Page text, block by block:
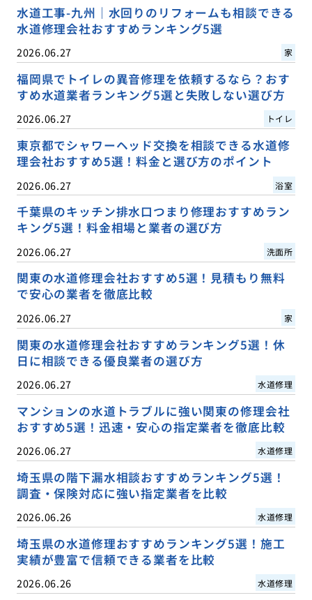
水道工事-九州｜水回りのリフォームも相談できる
水道修理会社おすすめランキング5選
2026.06.27 家
福岡県でトイレの異音修理を依頼するなら？おす
すめ水道業者ランキング5選と失敗しない選び方
2026.06.27 トイレ
東京都でシャワーヘッド交換を相談できる水道修
理会社おすすめ5選！料金と選び方のポイント
2026.06.27 浴室
千葉県のキッチン排水口つまり修理おすすめラン
キング5選！料金相場と業者の選び方
2026.06.27 洗面所
関東の水道修理会社おすすめ5選！見積もり無料
で安心の業者を徹底比較
2026.06.27 家
関東の水道修理会社おすすめランキング5選！休
日に相談できる優良業者の選び方
2026.06.27 水道修理
マンションの水道トラブルに強い関東の修理会社
おすすめ5選！迅速・安心の指定業者を徹底比較
2026.06.27 水道修理
埼玉県の階下漏水相談おすすめランキング5選！
調査・保険対応に強い指定業者を比較
2026.06.26 水道修理
埼玉県の水道修理おすすめランキング5選！施工
実績が豊富で信頼できる業者を比較
2026.06.26 水道修理